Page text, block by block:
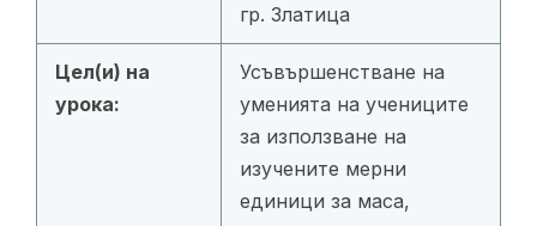
гр. Златица
Цел(и) на
урока:
Усъвършенстване на
уменията на учениците
за използване на
изучените мерни
единици за маса,